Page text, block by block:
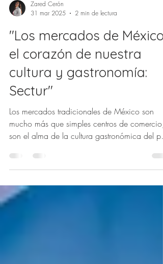
Zared Cerón
31 mar 2025
2 min de lectura
"Los mercados de México,
el corazón de nuestra
cultura y gastronomía:
Sectur"
mucho más que simples centros de comercio;
son el alma de la cultura gastronómica del
y espaci